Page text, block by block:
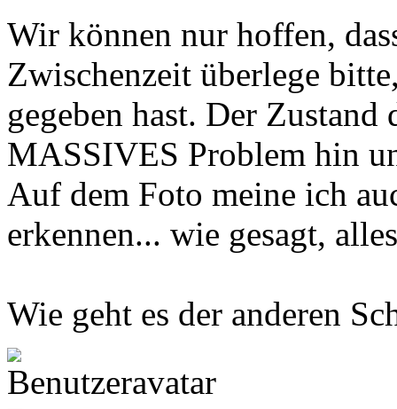
Wir können nur hoffen,
Zwischenzeit überlege
gegeben hast. Der Zustand
MASSIVES Problem hin
Auf dem Foto meine ich
erkennen... wie gesagt,
Wie geht es der anderen